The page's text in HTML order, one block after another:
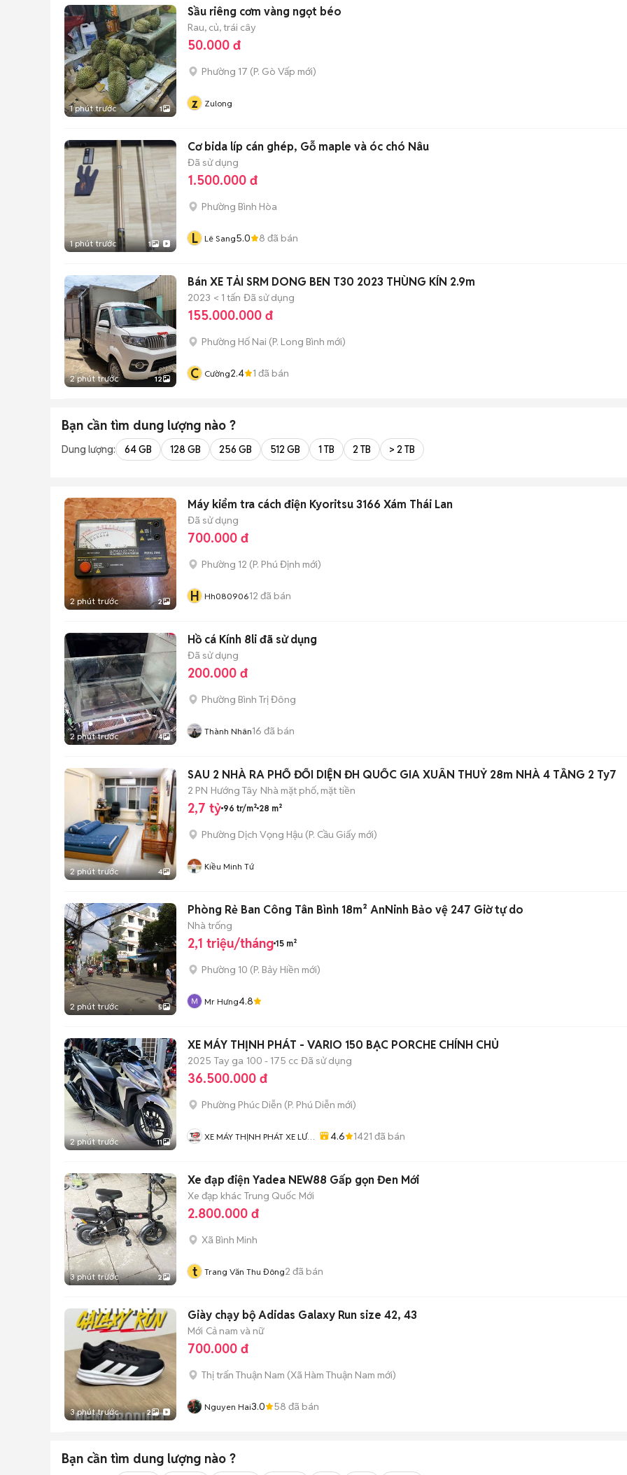
1 phút trước 1
Sầu riêng cơm vàng ngọt béo
Rau, củ, trái cây
50.000 đ
Phường 17 (P. Gò Vấp mới)
z Zulong
1 phút trước 1
Cơ bida líp cán ghép, Gỗ maple và óc chó Nâu
Đã sử dụng
1.500.000 đ
Phường Bình Hòa
L Lê Sang5.0 8 đã bán
2 phút trước 12
Bán XE TẢI SRM DONG BEN T30 2023 THÙNG KÍN 2.9m
2023 < 1 tấn Đã sử dụng
155.000.000 đ
Phường Hố Nai (P. Long Bình mới)
C Cường2.4 1 đã bán
Bạn cần tìm dung lượng nào ?
Dung lượng: 64 GB 128 GB 256 GB 512 GB 1 TB 2 TB > 2 TB
2 phút trước 2
Máy kiểm tra cách điện Kyoritsu 3166 Xám Thái Lan
Đã sử dụng
700.000 đ
Phường 12 (P. Phú Định mới)
H Hh08090612 đã bán
2 phút trước 4
Hồ cá Kính 8li đã sử dụng
Đã sử dụng
200.000 đ
Phường Bình Trị Đông
Thành Nhân16 đã bán
2 phút trước 4
SAU 2 NHÀ RA PHỐ ĐỐI DIỆN ĐH QUỐC GIA XUÂN THUỶ 28m NHÀ 4 TẦNG 2 Ty7
2 PN Hướng Tây Nhà mặt phố, mặt tiền
2,7 tỷ 96 tr/m² 28 m²
Phường Dịch Vọng Hậu (P. Cầu Giấy mới)
Kiều Minh Tứ
2 phút trước 5
Phòng Rẻ Ban Công Tân Bình 18m² AnNinh Bảo vệ 247 Giờ tự do
Nhà trống
2,1 triệu/tháng 15 m²
Phường 10 (P. Bảy Hiền mới)
Mr Hưng4.8
2 phút trước 11
XE MÁY THỊNH PHÁT - VARIO 150 BẠC PORCHE CHÍNH CHỦ
2025 Tay ga 100 - 175 cc Đã sử dụng
36.500.000 đ
Phường Phúc Diễn (P. Phú Diễn mới)
XE MÁY THỊNH PHÁT XE LƯỚT
4.6 1421 đã bán
3 phút trước 2
Xe đạp điện Yadea NEW88 Gấp gọn Đen Mới
Xe đạp khác Trung Quốc Mới
2.800.000 đ
Xã Bình Minh
t Trang Văn Thu Đông2 đã bán
3 phút trước 2
Giày chạy bộ Adidas Galaxy Run size 42, 43
Mới Cả nam và nữ
700.000 đ
Thị trấn Thuận Nam (Xã Hàm Thuận Nam mới)
Nguyen Hai3.0 58 đã bán
Bạn cần tìm dung lượng nào ?